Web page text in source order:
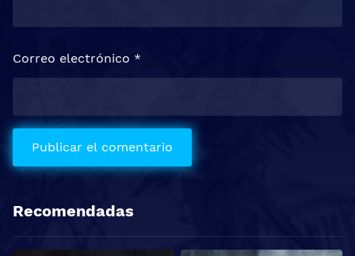
Correo electrónico *
Recomendadas